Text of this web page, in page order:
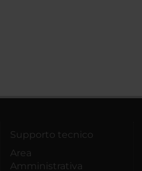
Supporto tecnico
Area
Amministrativa